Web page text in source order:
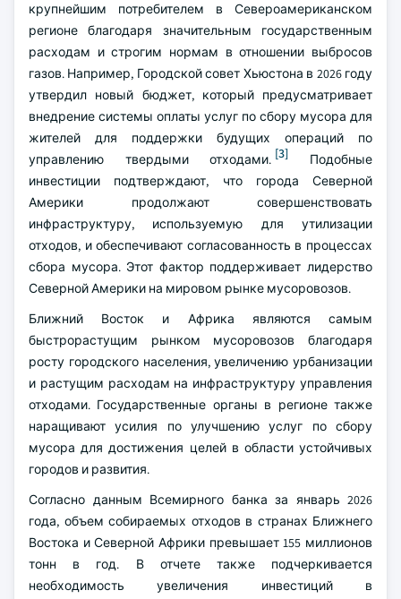
крупнейшим потребителем в Североамериканском
регионе благодаря значительным государственным
расходам и строгим нормам в отношении выбросов
газов. Например, Городской совет Хьюстона в 2026 году
утвердил новый бюджет, который предусматривает
внедрение системы оплаты услуг по сбору мусора для
жителей для поддержки будущих операций по
управлению твердыми отходами. [3] Подобные
инвестиции подтверждают, что города Северной
Америки продолжают совершенствовать
инфраструктуру, используемую для утилизации
отходов, и обеспечивают согласованность в процессах
сбора мусора. Этот фактор поддерживает лидерство
Северной Америки на мировом рынке мусоровозов.
Ближний Восток и Африка являются самым
быстрорастущим рынком мусоровозов благодаря
росту городского населения, увеличению урбанизации
и растущим расходам на инфраструктуру управления
отходами. Государственные органы в регионе также
наращивают усилия по улучшению услуг по сбору
мусора для достижения целей в области устойчивых
городов и развития.
Согласно данным Всемирного банка за январь 2026
года, объем собираемых отходов в странах Ближнего
Востока и Северной Африки превышает 155 миллионов
тонн в год. В отчете также подчеркивается
необходимость увеличения инвестиций в